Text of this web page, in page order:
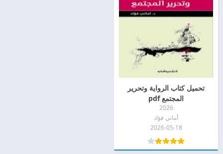
تحميل كتاب الرواية وتحرير
المجتمع pdf
2026
أماني فؤاد
2026-05-18